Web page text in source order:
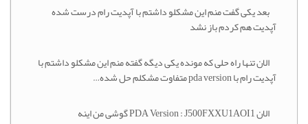
بعد یکی گفت منم این مشکلو داشتم با آپدیت رام درست شده
آپدیت هم کردم باز نشد
الان تنها راه حلی که مونده یکی دیگه گفته منم این مشکلو داشتم با
آپدیت رام با pda version متفاوت مشکلم حل شده…
الان PDA Version : J500FXXU1AOI1 گوشی من اینه